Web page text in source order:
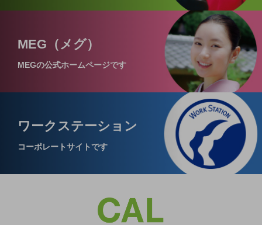
MEG（メグ）
MEGの公式ホームページです
ワークステーション
コーポレートサイトです